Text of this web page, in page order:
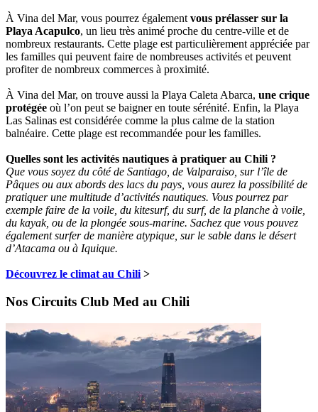
À Vina del Mar, vous pourrez également vous prélasser sur la
Playa Acapulco, un lieu très animé proche du centre-ville et de
nombreux restaurants. Cette plage est particulièrement appréciée par
les familles qui peuvent faire de nombreuses activités et peuvent
profiter de nombreux commerces à proximité.
À Vina del Mar, on trouve aussi la Playa Caleta Abarca, une crique
protégée où l’on peut se baigner en toute sérénité. Enfin, la Playa
Las Salinas est considérée comme la plus calme de la station
balnéaire. Cette plage est recommandée pour les familles.
Quelles sont les activités nautiques à pratiquer au Chili ?
Que vous soyez du côté de Santiago, de Valparaiso, sur l’île de
Pâques ou aux abords des lacs du pays, vous aurez la possibilité de
pratiquer une multitude d’activités nautiques. Vous pourrez par
exemple faire de la voile, du kitesurf, du surf, de la planche à voile,
du kayak, ou de la plongée sous-marine. Sachez que vous pouvez
également surfer de manière atypique, sur le sable dans le désert
d’Atacama ou à Iquique.
Découvrez le climat au Chili >
Nos Circuits Club Med au Chili